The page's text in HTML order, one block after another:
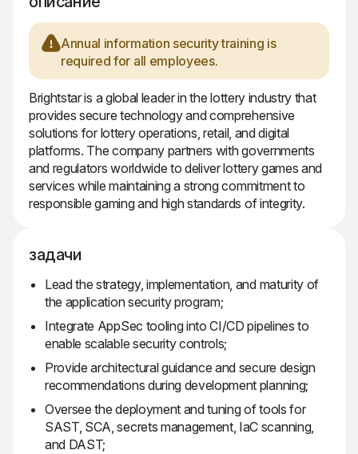
Annual information security training is
required for all employees.
Brightstar is a global leader in the lottery industry that
provides secure technology and comprehensive
solutions for lottery operations, retail, and digital
platforms. The company partners with governments
and regulators worldwide to deliver lottery games and
services while maintaining a strong commitment to
responsible gaming and high standards of integrity.
задачи
Lead the strategy, implementation, and maturity of
the application security program;
Integrate AppSec tooling into CI/CD pipelines to
enable scalable security controls;
Provide architectural guidance and secure design
recommendations during development planning;
Oversee the deployment and tuning of tools for
SAST, SCA, secrets management, IaC scanning,
and DAST;